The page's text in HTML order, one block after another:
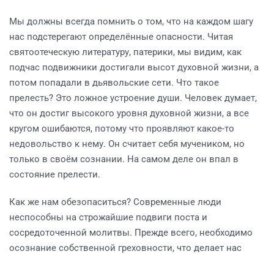
Мы должны всегда помнить о том, что на каждом шагу
нас подстерегают определённые опасности. Читая
святоотеческую литературу, патерики, мы видим, как
подчас подвижники достигали высот духовной жизни, а
потом попадали в дьявольские сети. Что такое
прелесть? Это ложное устроение души. Человек думает,
что он достиг высокого уровня духовной жизни, а все
кругом ошибаются, потому что проявляют какое-то
недовольство к нему. Он считает себя мучеником, но
только в своём сознании. На самом деле он впал в
состояние прелести.
Как же нам обезопаситься? Современные люди
неспособны на строжайшие подвиги поста и
сосредоточенной молитвы. Прежде всего, необходимо
осознание собственной греховности, что делает нас